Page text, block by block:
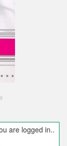
are logged in..